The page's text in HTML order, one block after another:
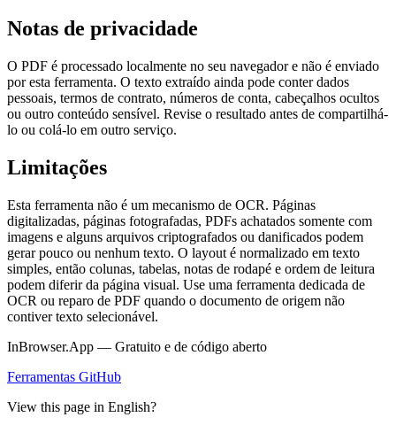
Notas de privacidade
O PDF é processado localmente no seu navegador e não é enviado
por esta ferramenta. O texto extraído ainda pode conter dados
pessoais, termos de contrato, números de conta, cabeçalhos ocultos
ou outro conteúdo sensível. Revise o resultado antes de compartilhá-
lo ou colá-lo em outro serviço.
Limitações
Esta ferramenta não é um mecanismo de OCR. Páginas
digitalizadas, páginas fotografadas, PDFs achatados somente com
imagens e alguns arquivos criptografados ou danificados podem
gerar pouco ou nenhum texto. O layout é normalizado em texto
simples, então colunas, tabelas, notas de rodapé e ordem de leitura
podem diferir da página visual. Use uma ferramenta dedicada de
OCR ou reparo de PDF quando o documento de origem não
contiver texto selecionável.
InBrowser.App — Gratuito e de código aberto
Ferramentas GitHub
View this page in English?